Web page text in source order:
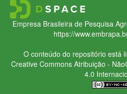
Empresa Brasileira de Pesquisa
https://
O conteúdo do repositório está
Creative CommonsAtribuição -
4.0